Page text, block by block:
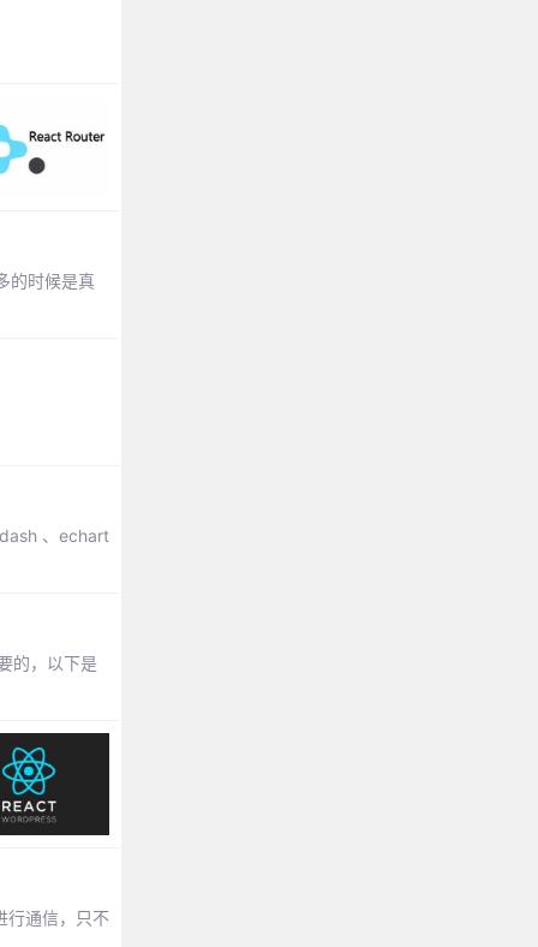
的时候是真
、echart
的，以下是
通信，只不